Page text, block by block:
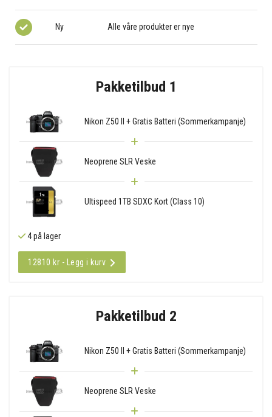
Ny Alle våre produkter er nye
Pakketilbud 1
Nikon Z50 II + Gratis Batteri (Sommerkampanje)
Neoprene SLR Veske
Ultispeed 1TB SDXC Kort (Class 10)
4 på lager
12810 kr - Legg i kurv
Pakketilbud 2
Nikon Z50 II + Gratis Batteri (Sommerkampanje)
Neoprene SLR Veske